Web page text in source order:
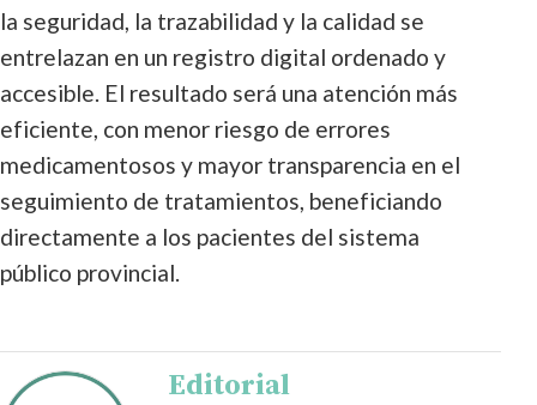
la seguridad, la trazabilidad y la calidad se
entrelazan en un registro digital ordenado y
accesible. El resultado será una atención más
eficiente, con menor riesgo de errores
medicamentosos y mayor transparencia en el
seguimiento de tratamientos, beneficiando
directamente a los pacientes del sistema
público provincial.
Editorial